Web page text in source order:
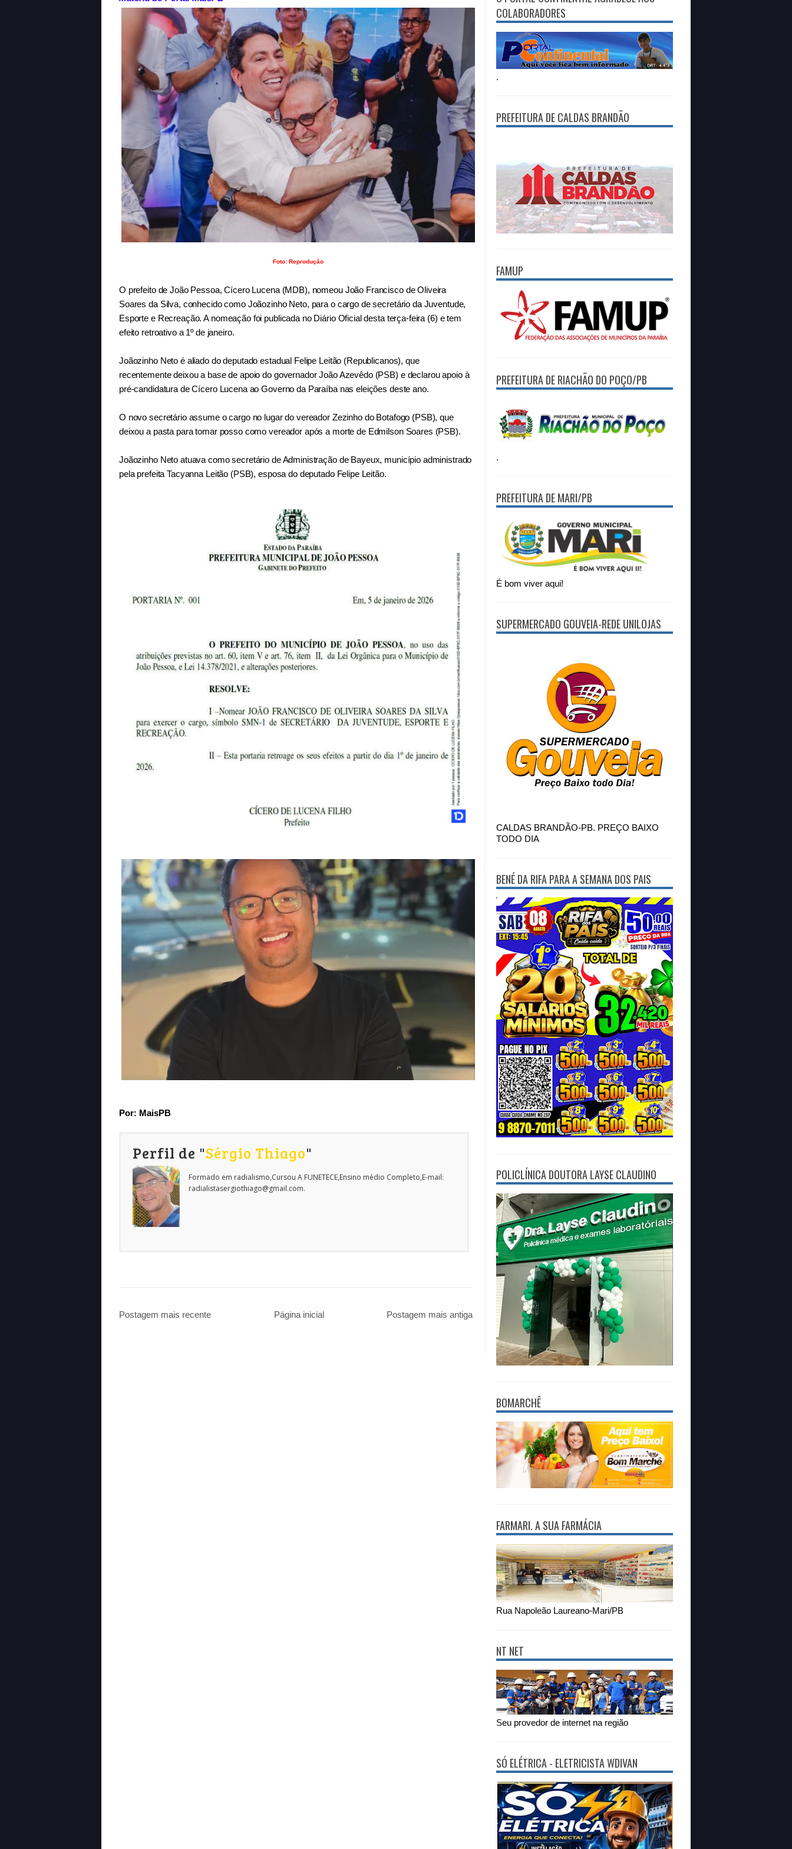
Foto: Reprodução
O prefeito de João Pessoa, Cícero Lucena (MDB), nomeou João Francisco de Oliveira
Soares da Silva, conhecido como Joãozinho Neto, para o cargo de secretário da Juventude,
Esporte e Recreação. A nomeação foi publicada no Diário Oficial desta terça-feira (6) e tem
efeito retroativo a 1º de janeiro.
Joãozinho Neto é aliado do deputado estadual Felipe Leitão (Republicanos), que
recentemente deixou a base de apoio do governador João Azevêdo (PSB) e declarou apoio à
pré-candidatura de Cícero Lucena ao Governo da Paraíba nas eleições deste ano.
O novo secretário assume o cargo no lugar do vereador Zezinho do Botafogo (PSB), que
deixou a pasta para tomar posso como vereador após a morte de Edmilson Soares (PSB).
Joãozinho Neto atuava como secretário de Administração de Bayeux, município administrado
pela prefeita Tacyanna Leitão (PSB), esposa do deputado Felipe Leitão.
Por: MaisPB
Perfil de "Sérgio Thiago"
Formado em radialismo,Cursou A FUNETECE,Ensino médio Completo,E-mail:
radialistasergiothiago@gmail.com.
Postagem mais recente Postagem mais antiga
Página inicial
COLABORADORES
.
PREFEITURA DE CALDAS BRANDÃO
FAMUP
PREFEITURA DE RIACHÃO DO POÇO/PB
.
PREFEITURA DE MARI/PB
É bom viver aqui!
SUPERMERCADO GOUVEIA-REDE UNILOJAS
CALDAS BRANDÃO-PB. PREÇO BAIXO
TODO DIA
BENÉ DA RIFA PARA A SEMANA DOS PAIS
POLICLÍNICA DOUTORA LAYSE CLAUDINO
BOMARCHÊ
FARMARI. A SUA FARMÁCIA
Rua Napoleão Laureano-Mari/PB
NT NET
Seu provedor de internet na região
SÓ ELÉTRICA - ELETRICISTA WDIVAN